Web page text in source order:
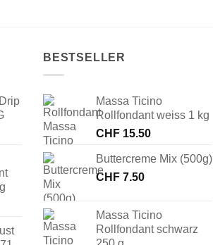
BESTSELLER
Massa Ticino
Rollfondant weiss 1 kg
CHF 15.50
Buttercreme Mix (500g)
CHF 7.50
Massa Ticino
Rollfondant schwarz